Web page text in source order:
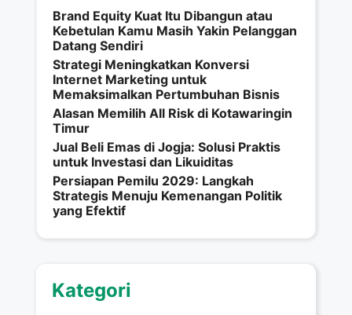
Brand Equity Kuat Itu Dibangun atau
Kebetulan Kamu Masih Yakin Pelanggan
Datang Sendiri
Strategi Meningkatkan Konversi
Internet Marketing untuk
Memaksimalkan Pertumbuhan Bisnis
Alasan Memilih All Risk di Kotawaringin
Timur
Jual Beli Emas di Jogja: Solusi Praktis
untuk Investasi dan Likuiditas
Persiapan Pemilu 2029: Langkah
Strategis Menuju Kemenangan Politik
yang Efektif
Kategori